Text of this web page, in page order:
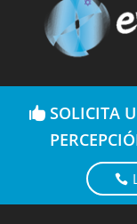
SOLICITA